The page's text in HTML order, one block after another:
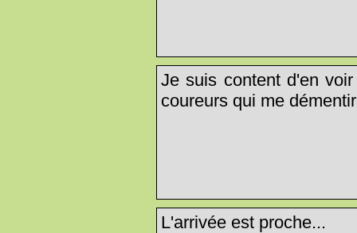
Je suis content d'en
coureurs qui me
L'arrivée est proche...